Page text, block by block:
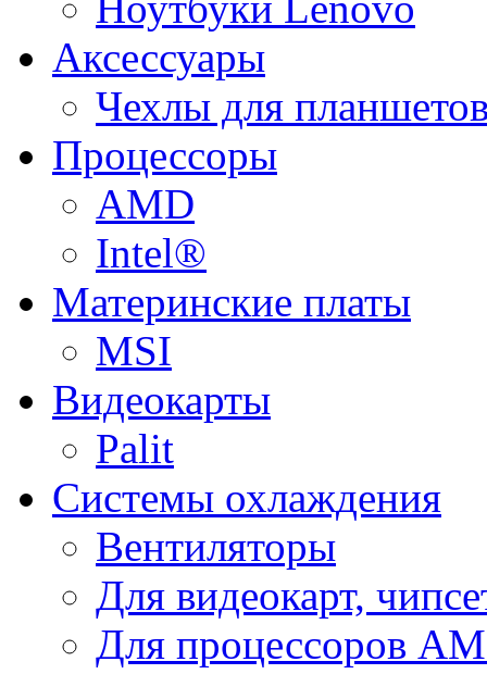
Аксессуары
Чехлы для
Процессоры
AMD
Intel®
Материнские платы
MSI
Видеокарты
Palit
Системы охлаждения
Вентиляторы
Для видеокарт,
Для процессоров